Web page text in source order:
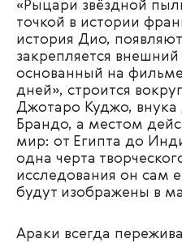
«Рыцари звёздной
точкой в истории
история Дио,
закрепляется
основанный на фильме
дней», строится
Джотаро Куджо,
Брандо, а местом
мир: от Египта до
одна черта
исследования он сам
будут изображены в
Араки всегда